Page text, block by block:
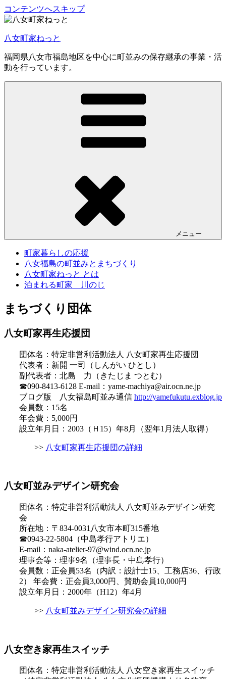
コンテンツへスキップ
八女町家ねっと
福岡県八女市福島地区を中心に町並みの保存継承の事業・活
動を行っています。
メニュー
町家暮らしの応援
八女福島の町並みとまちづくり
八女町家ねっと とは
泊まれる町家 川のじ
まちづくり団体
八女町家再生応援団
団体名：特定非営利活動法人 八女町家再生応援団
代表者：新開 一司（しんがい ひとし）
副代表者：北島 力（きたじま つとむ）
☎090-8413-6128 E-mail：yame-machiya@air.ocn.ne.jp
ブログ版 八女福島町並み通信 http://yamefukutu.exblog.jp
会員数：15名
年会費：5,000円
設立年月日：2003（Ｈ15）年8月（翌年1月法人取得）
>> 八女町家再生応援団の詳細
八女町並みデザイン研究会
団体名：特定非営利活動法人 八女町並みデザイン研究
会
所在地：〒834-0031八女市本町315番地
☎0943-22-5804（中島孝行アトリエ）
E-mail：naka-atelier-97@wind.ocn.ne.jp
理事会等：理事9名（理事長・中島孝行）
会員数：正会員53名（内訳：設計士15、工務店36、行政
2） 年会費：正会員3,000円、賛助会員10,000円
設立年月日：2000年（H12）年4月
>> 八女町並みデザイン研究会の詳細
八女空き家再生スイッチ
団体名：特定非営利活動法人 八女空き家再生スイッチ